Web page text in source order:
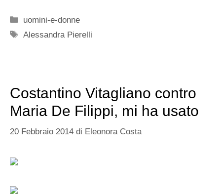
Categorie
uomini-e-donne
Tag
Alessandra Pierelli
Costantino Vitagliano contro
Maria De Filippi, mi ha usato
20 Febbraio 2014 di Eleonora Costa